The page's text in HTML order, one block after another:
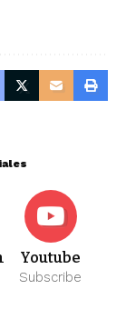
Youtube
Subscribe